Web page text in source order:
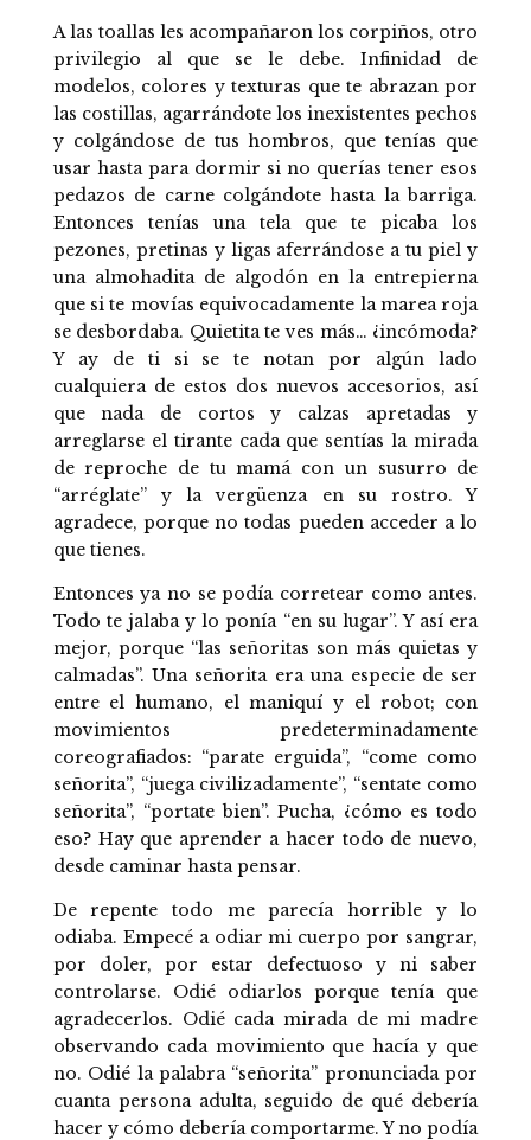
A las toallas les acompañaron los corpiños, otro
privilegio al que se le debe. Infinidad de
modelos, colores y texturas que te abrazan por
las costillas, agarrándote los inexistentes pechos
y colgándose de tus hombros, que tenías que
usar hasta para dormir si no querías tener esos
pedazos de carne colgándote hasta la barriga.
Entonces tenías una tela que te picaba los
pezones, pretinas y ligas aferrándose a tu piel y
una almohadita de algodón en la entrepierna
que si te movías equivocadamente la marea roja
se desbordaba. Quietita te ves más… ¿incómoda?
Y ay de ti si se te notan por algún lado
cualquiera de estos dos nuevos accesorios, así
que nada de cortos y calzas apretadas y
arreglarse el tirante cada que sentías la mirada
de reproche de tu mamá con un susurro de
“arréglate” y la vergüenza en su rostro. Y
agradece, porque no todas pueden acceder a lo
que tienes.
Entonces ya no se podía corretear como antes.
Todo te jalaba y lo ponía “en su lugar”. Y así era
mejor, porque “las señoritas son más quietas y
calmadas”. Una señorita era una especie de ser
entre el humano, el maniquí y el robot; con
movimientos predeterminadamente
coreografiados: “parate erguida”, “come como
señorita”, “juega civilizadamente”, “sentate como
señorita”, “portate bien”. Pucha, ¿cómo es todo
eso? Hay que aprender a hacer todo de nuevo,
desde caminar hasta pensar.
De repente todo me parecía horrible y lo
odiaba. Empecé a odiar mi cuerpo por sangrar,
por doler, por estar defectuoso y ni saber
controlarse. Odié odiarlos porque tenía que
agradecerlos. Odié cada mirada de mi madre
observando cada movimiento que hacía y que
no. Odié la palabra “señorita” pronunciada por
cuanta persona adulta, seguido de qué debería
hacer y cómo debería comportarme. Y no podía